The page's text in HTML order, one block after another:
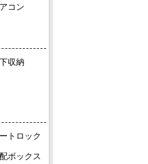
コン
収納
トロック
ボックス